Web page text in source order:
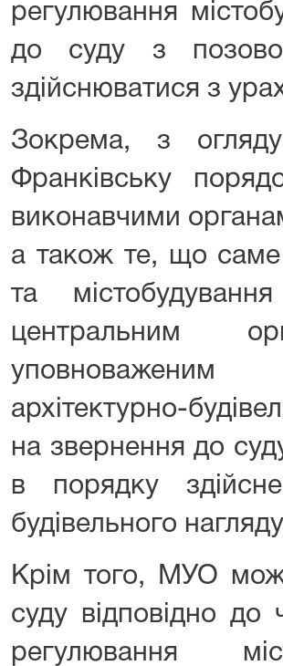
регулювання
до суду з
здійснюватися з
Зокрема, з
Франківську
виконавчими
а також те, що саме
та
центральним
архітектурно-
на звернення до
в порядку
будівельного
Крім того, МУО
суду відповідно
регулювання